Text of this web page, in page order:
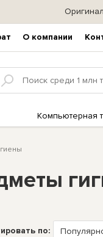
О компании
Компьютерная
по: